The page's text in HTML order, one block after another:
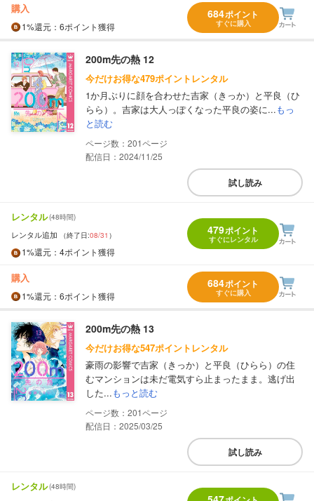
購入
1%還元 ：6ポイント獲得
684ポイント
すぐに購入
200m先の熱 12
今だけお得な479ポイントレンタル
1か月ぶりに顔を合わせた吉家（きっか）と平良（ひ
らら）。吉家は大人っぽくなった平良の姿に...もっ
と読む
201
配信日：2024/11/25
試し読み
レンタル(48時間)
レンタル追加 （終了日:08/31 ）
1%還元 ：4ポイント獲得
479ポイント
すぐにレンタル
購入
1%還元 ：6ポイント獲得
684ポイント
すぐに購入
200m先の熱 13
今だけお得な547ポイントレンタル
豪雨の影響で吉家（きっか）と平良（ひらら）の住
むマンションは未だ電気すら止まったまま。逃げ出
した...もっと読む
201
配信日：2025/03/25
試し読み
レンタル(48時間)